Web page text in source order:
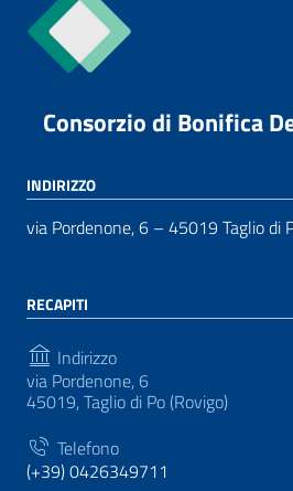
Consorzio di Bonifica
INDIRIZZO
via Pordenone, 6 – 45019 Taglio di
RECAPITI
Indirizzo
via Pordenone, 6
45019, Taglio di Po (Rovigo)
Telefono
(+39) 0426349711